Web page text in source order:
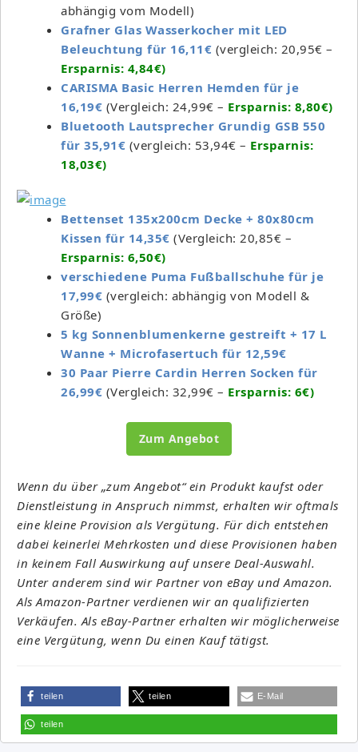
abhängig vom Modell)
Grafner Glas Wasserkocher mit LED
Beleuchtung für 16,11€ (vergleich: 20,95€ –
Ersparnis: 4,84€)
CARISMA Basic Herren Hemden für je
16,19€ (Vergleich: 24,99€ – Ersparnis: 8,80€)
Bluetooth Lautsprecher Grundig GSB 550
für 35,91€ (vergleich: 53,94€ – Ersparnis:
18,03€)
Bettenset 135x200cm Decke + 80x80cm
Kissen für 14,35€ (Vergleich: 20,85€ –
Ersparnis: 6,50€)
verschiedene Puma Fußballschuhe für je
17,99€ (vergleich: abhängig von Modell &
Größe)
5 kg Sonnenblumenkerne gestreift + 17 L
Wanne + Microfasertuch für 12,59€
30 Paar Pierre Cardin Herren Socken für
26,99€ (Vergleich: 32,99€ – Ersparnis: 6€)
Zum Angebot
Wenn du über „zum Angebot“ ein Produkt kaufst oder
Dienstleistung in Anspruch nimmst, erhalten wir oftmals
eine kleine Provision als Vergütung. Für dich entstehen
dabei keinerlei Mehrkosten und diese Provisionen haben
in keinem Fall Auswirkung auf unsere Deal-Auswahl.
Unter anderem sind wir Partner von eBay und Amazon.
Als Amazon-Partner verdienen wir an qualifizierten
Verkäufen. Als eBay-Partner erhalten wir möglicherweise
eine Vergütung, wenn Du einen Kauf tätigst.
teilen teilen E-Mail
teilen